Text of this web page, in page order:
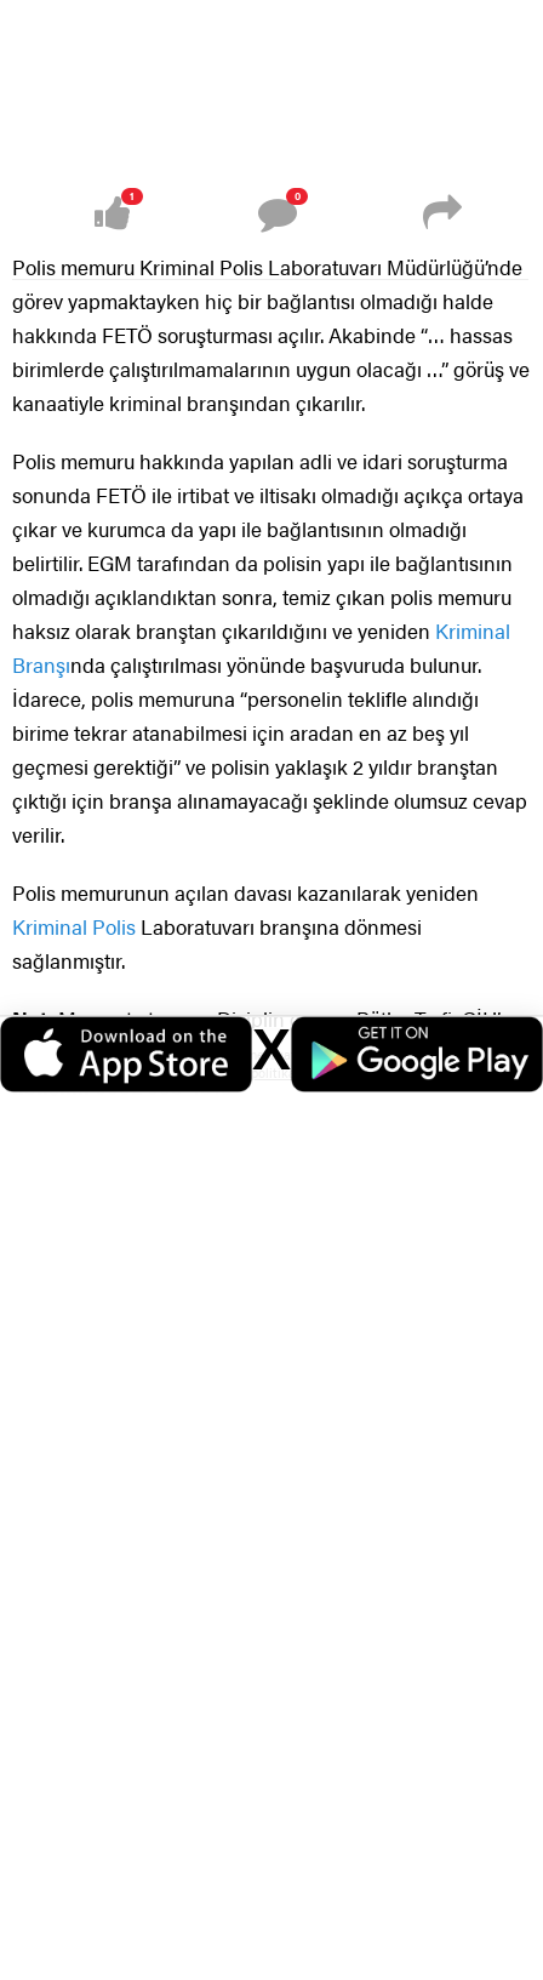
1 0
Polis memuru Kriminal Polis Laboratuvarı Müdürlüğü’nde
görev yapmaktayken hiç bir bağlantısı olmadığı halde
hakkında FETÖ soruşturması açılır. Akabinde “… hassas
birimlerde çalıştırılmamalarının uygun olacağı …” görüş ve
kanaatiyle kriminal branşından çıkarılır.
Polis memuru hakkında yapılan adli ve idari soruşturma
sonunda FETÖ ile irtibat ve iltisakı olmadığı açıkça ortaya
çıkar ve kurumca da yapı ile bağlantısının olmadığı
belirtilir. EGM tarafından da polisin yapı ile bağlantısının
olmadığı açıklandıktan sonra, temiz çıkan polis memuru
haksız olarak branştan çıkarıldığını ve yeniden Kriminal
Branşında çalıştırılması yönünde başvuruda bulunur.
İdarece, polis memuruna “personelin teklifle alındığı
birime tekrar atanabilmesi için aradan en az beş yıl
geçmesi gerektiği” ve polisin yaklaşık 2 yıldır branştan
çıktığı için branşa alınamayacağı şeklinde olumsuz cevap
verilir.
Polis memurunun açılan davası kazanılarak yeniden
Kriminal Polis Laboratuvarı branşına dönmesi
sağlanmıştır.
Not:Mazeret ataması, Disiplin cezası, Rütbe Terfi, GİH’e
geçiş, Pomem-Pmyo vb. konularında detaylı bilgi için.
İletişim: 0552 559 4913
X
Veri politikasındaki amaçlarla sınırlı ve mevzuata uygun şekilde çerez
konumlandırmaktayız. Detaylar içinveri politikamızıinceleyebilirsiniz.